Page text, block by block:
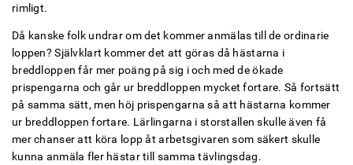
rimligt.
Då kanske folk undrar om det kommer anmälas till de ordinarie
loppen? Självklart kommer det att göras då hästarna i
breddloppen får mer poäng på sig i och med de ökade
prispengarna och går ur breddloppen mycket fortare. Så fortsätt
på samma sätt, men höj prispengarna så att hästarna kommer
ur breddloppen fortare. Lärlingarna i storstallen skulle även få
mer chanser att köra lopp åt arbetsgivaren som säkert skulle
kunna anmäla fler hästar till samma tävlingsdag.